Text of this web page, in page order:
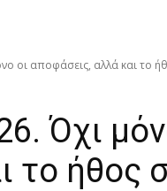
οι αποφάσεις, αλλά και το
Όχι
το ήθος